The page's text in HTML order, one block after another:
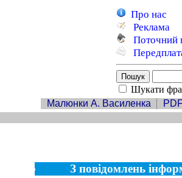
Про нас
Реклама
Поточний
Шукати
Малюнки А. Василенка
З повідомлень